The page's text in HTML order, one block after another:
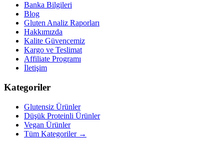
Banka Bilgileri
Blog
Gluten Analiz Raporları
Hakkımızda
Kalite Güvencemiz
Kargo ve Teslimat
Affiliate Programı
İletişim
Kategoriler
Glutensiz Ürünler
Düşük Proteinli Ürünler
Vegan Ürünler
Tüm Kategoriler →